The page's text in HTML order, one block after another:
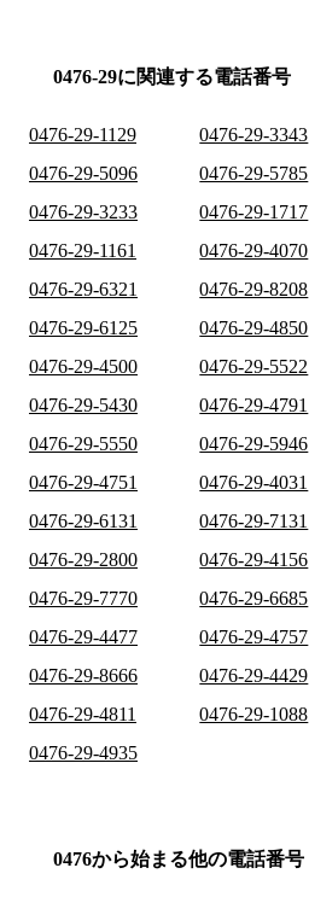
0476-29に関連する電話番号
0476-29-1129 0476-29-3343
0476-29-5096
0476-29-5785
0476-29-3233
0476-29-1717
0476-29-1161
0476-29-4070
0476-29-6321
0476-29-8208
0476-29-6125
0476-29-4850
0476-29-4500
0476-29-5522
0476-29-5430
0476-29-4791
0476-29-5550
0476-29-5946
0476-29-4751
0476-29-4031
0476-29-6131
0476-29-7131
0476-29-2800
0476-29-4156
0476-29-7770
0476-29-6685
0476-29-4477
0476-29-4757
0476-29-8666
0476-29-4429
0476-29-4811
0476-29-1088
0476-29-4935
0476から始まる他の電話番号